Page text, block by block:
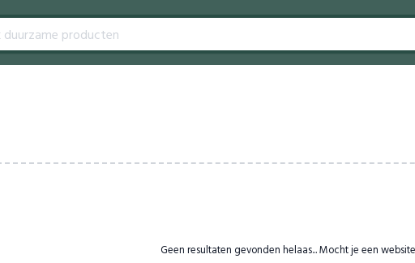
Geen resultaten gevonden helaas... Mocht je een